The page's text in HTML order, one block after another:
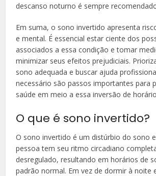
descanso noturno é sempre
Em suma, o sono invertido apresenta
e mental. É essencial estar ciente dos
associados a essa condição e tomar
minimizar seus efeitos prejudiciais.
sono adequada e buscar ajuda
necessário são passos importantes para
saúde em meio a essa inversão de
O que é sono invertido?
O sono invertido é um distúrbio do sono
pessoa tem seu ritmo circadiano
desregulado, resultando em horários de
padrão normal. Em vez de dormir à noite